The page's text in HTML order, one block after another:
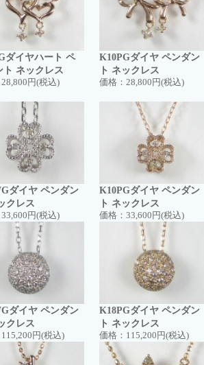
ダイヤハート ペ
ト ネックレス
28,800円(税込)
K10PGダイヤ ペンダン
ト ネックレス
価格： 28,800円(税込)
ダイヤ ペンダン
クレス
33,600円(税込)
K10PGダイヤ ペンダン
ト ネックレス
価格： 33,600円(税込)
ダイヤ ペンダン
クレス
115,200円(税込)
K18PGダイヤ ペンダン
ト ネックレス
価格： 115,200円(税込)